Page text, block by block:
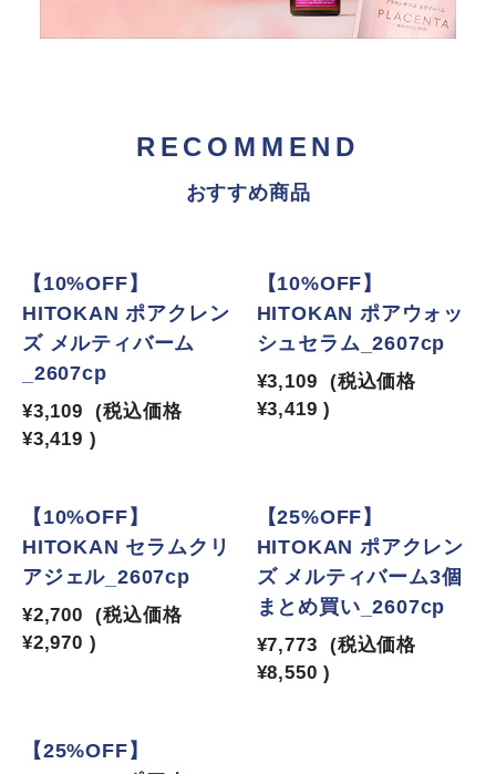
RECOMMEND
おすすめ商品
【10%OFF】
HITOKAN ポアクレン
ズ メルティバーム
_2607cp
¥3,109
(税込価格
¥3,419 )
【10%OFF】
HITOKAN ポアウォッ
シュセラム_2607cp
¥3,109
(税込価格
¥3,419 )
【10%OFF】
HITOKAN セラムクリ
アジェル_2607cp
¥2,700
(税込価格
¥2,970 )
【25%OFF】
HITOKAN ポアクレン
ズ メルティバーム3個
まとめ買い_2607cp
¥7,773
(税込価格
¥8,550 )
【25%OFF】